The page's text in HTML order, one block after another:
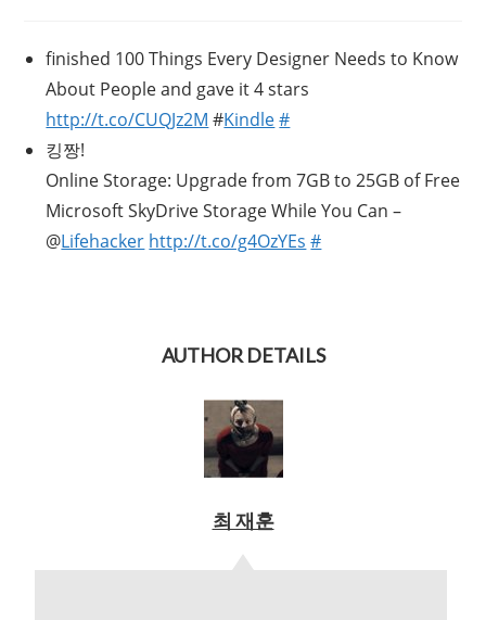
finished 100 Things Every Designer Needs to Know
About People and gave it 4 stars
http://t.co/CUQJz2M #Kindle #
킹짱!
Online Storage: Upgrade from 7GB to 25GB of Free
Microsoft SkyDrive Storage While You Can –
@Lifehacker http://t.co/g4OzYEs #
AUTHOR DETAILS
최 재훈